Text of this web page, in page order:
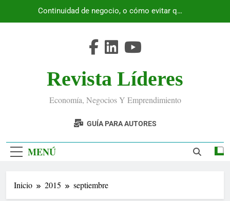
Continuidad de negocio, o cómo evitar que
Revista Líderes
Economía, Negocios Y Emprendimiento
GUÍA PARA AUTORES
MENÚ
Inicio 2015 septiembre